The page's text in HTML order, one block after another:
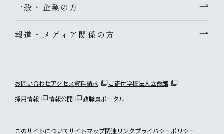
一般・企業の方
報道・メディア関係の方
お問い合わせアクセス資料請求 ご寄付学校法人立命館
採用情報
情報公開 教職員ポータル
このサイトについてサイトマップ関連リンクプライバシーポリシー